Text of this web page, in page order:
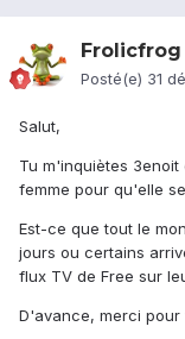
Frolicfrog
Posté(e) 31
Salut,
Tu m'inquiètes
femme pour qu'elle
Est-ce que tout le
jours ou certains
flux TV de Free sur
D'avance, merci pour